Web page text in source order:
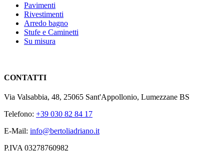
Pavimenti
Rivestimenti
Arredo bagno
Stufe e Caminetti
Su misura
CONTATTI
Via Valsabbia, 48, 25065 Sant'Appollonio, Lumezzane BS
Telefono: +39 030 82 84 17
E-Mail: info@bertoliadriano.it
P.IVA 03278760982